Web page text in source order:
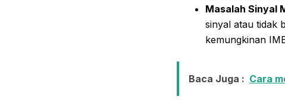
Masalah Sinyal
sinyal atau tidak
kemungkinan
Baca Juga : Cara